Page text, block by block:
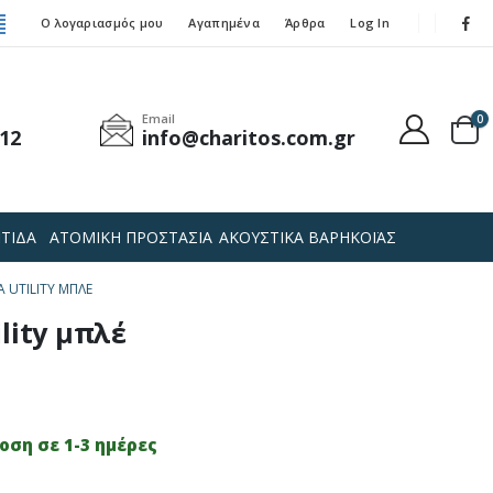
Ο λογαριασμός μου Αγαπημένα Άρθρα Log In
Email
info@charitos.com.gr
0
ΑΤΟΜΙΚΗ ΠΡΟΣΤΑΣΙΑ ΑΚΟΥΣΤΙΚΑ ΒΑΡΗΚΟΪΑΣ
UTILITY ΜΠΛΈ
μπλέ
σε 1-3 ημέρες